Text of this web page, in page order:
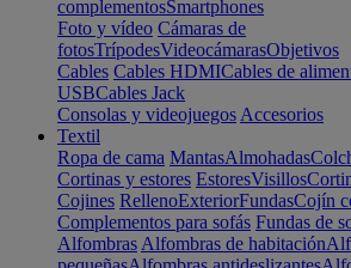
complementosSmartphones
Foto y vídeo Cámaras de
fotosTrípodesVideocámarasObjetivos
Cables Cables HDMICables de
USBCables Jack
Consolas y videojuegos Accesorios
Textil
Ropa de cama MantasAlmohadas
Cortinas y estores EstoresVisillos
Cojines RellenoExteriorFundasCojín
Complementos para sofás Fundas de
Alfombras Alfombras de habitación